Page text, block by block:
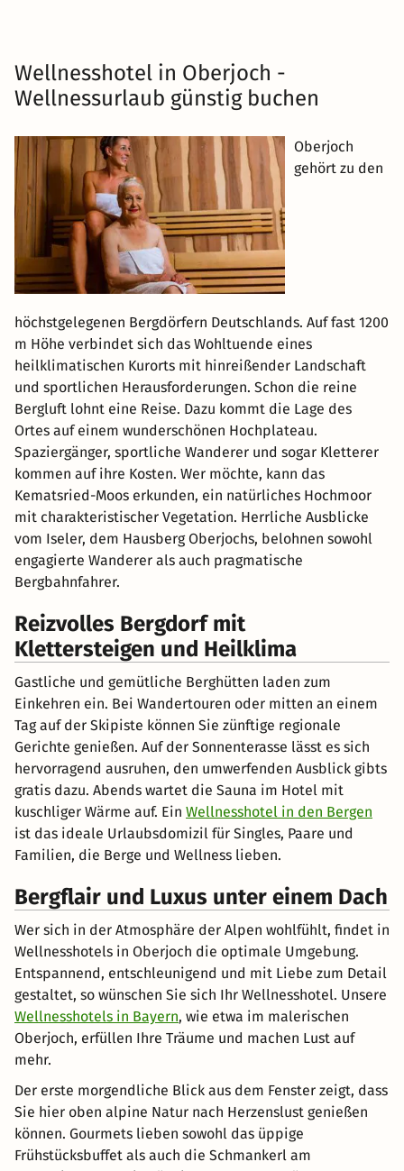
Wellnesshotel in Oberjoch -
Wellnessurlaub günstig buchen
Oberjoch
gehört zu den
höchstgelegenen Bergdörfern Deutschlands. Auf fast 1200
m Höhe verbindet sich das Wohltuende eines
heilklimatischen Kurorts mit hinreißender Landschaft
und sportlichen Herausforderungen. Schon die reine
Bergluft lohnt eine Reise. Dazu kommt die Lage des
Ortes auf einem wunderschönen Hochplateau.
Spaziergänger, sportliche Wanderer und sogar Kletterer
kommen auf ihre Kosten. Wer möchte, kann das
Kematsried-Moos erkunden, ein natürliches Hochmoor
mit charakteristischer Vegetation. Herrliche Ausblicke
vom Iseler, dem Hausberg Oberjochs, belohnen sowohl
engagierte Wanderer als auch pragmatische
Bergbahnfahrer.
Reizvolles Bergdorf mit
Klettersteigen und Heilklima
Gastliche und gemütliche Berghütten laden zum
Einkehren ein. Bei Wandertouren oder mitten an einem
Tag auf der Skipiste können Sie zünftige regionale
Gerichte genießen. Auf der Sonnenterasse lässt es sich
hervorragend ausruhen, den umwerfenden Ausblick gibts
gratis dazu. Abends wartet die Sauna im Hotel mit
kuschliger Wärme auf. Ein Wellnesshotel in den Bergen
ist das ideale Urlaubsdomizil für Singles, Paare und
Familien, die Berge und Wellness lieben.
Bergflair und Luxus unter einem Dach
Wer sich in der Atmosphäre der Alpen wohlfühlt, findet in
Wellnesshotels in Oberjoch die optimale Umgebung.
Entspannend, entschleunigend und mit Liebe zum Detail
gestaltet, so wünschen Sie sich Ihr Wellnesshotel. Unsere
Wellnesshotels in Bayern, wie etwa im malerischen
Oberjoch, erfüllen Ihre Träume und machen Lust auf
mehr.
Der erste morgendliche Blick aus dem Fenster zeigt, dass
Sie hier oben alpine Natur nach Herzenslust genießen
können. Gourmets lieben sowohl das üppige
Frühstücksbuffet als auch die Schmankerl am